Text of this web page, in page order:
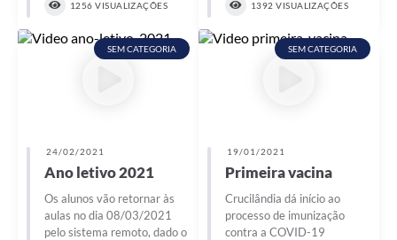
1256 VISUALIZAÇÕES 1392 VISUALIZAÇÕES
SEM CATEGORIA
24/02/2021
Ano letivo 2021
Os alunos vão retornar às
aulas no dia 08/03/2021
pelo sistema remoto, dado o
SEM CATEGORIA
19/01/2021
Primeira vacina
Crucilândia dá início ao
processo de imunização
contra a COVID-19